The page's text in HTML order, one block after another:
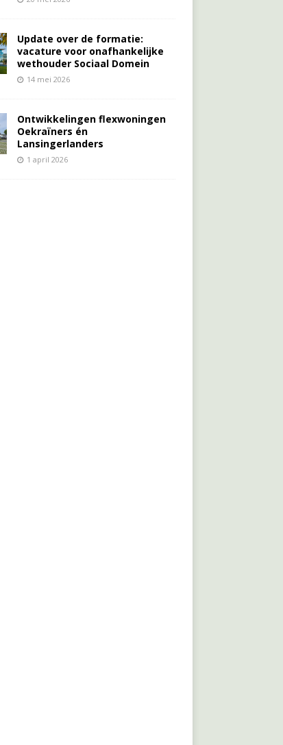
Update over de formatie:
vacature voor onafhankelijke
wethouder Sociaal Domein
14 mei 2026
Ontwikkelingen flexwoningen
Oekraïners én
Lansingerlanders
1 april 2026